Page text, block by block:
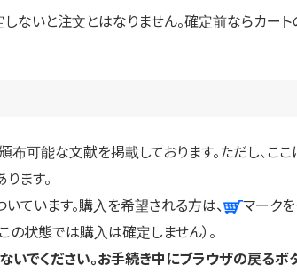
ないと注文とはなりません。確定前ならカート
布可能な文献を掲載しております。ただし、こ
ます。
いています。購入を希望される方は、
マーク
の状態では購入は確定しません）。
いでください。お手続き中にブラウザの戻る